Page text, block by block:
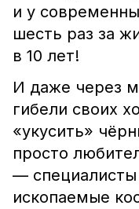
и у
шесть раз за
в 10 лет!
И даже через
гибели своих
«укусить»
просто
—
ископаемые